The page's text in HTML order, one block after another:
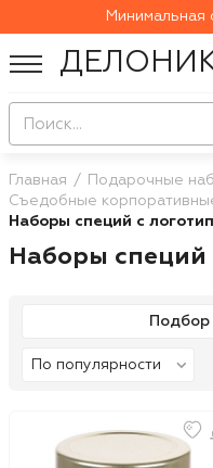
Минимальная
Главная
Подарочные
Съедобные
Наборы специй с
Наборы специй
Подбор